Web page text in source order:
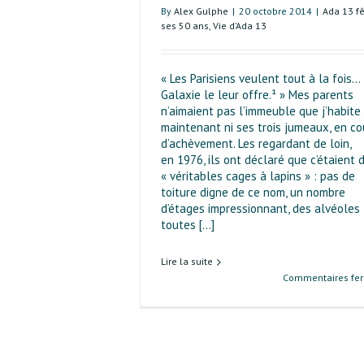
By Alex Gulphe | 20 octobre 2014 | Ada 13
ses 50 ans, Vie d’Ada 13
« Les Parisiens veulent tout à la fois…
Galaxie le leur offre.¹ » Mes parents
n’aimaient pas l’immeuble que j’habite
maintenant ni ses trois jumeaux, en
d’achèvement. Les regardant de loin,
en 1976, ils ont déclaré que c’étaient
« véritables cages à lapins » : pas de
toiture digne de ce nom, un nombre
d’étages impressionnant, des alvéoles
toutes [...]
Lire la suite
Commentaires